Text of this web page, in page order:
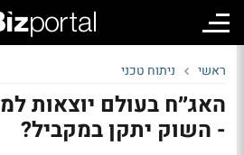
ראשי ניתוח טכני
האג״ח בעולם יוצאות
- השוק יתקן במקביל?